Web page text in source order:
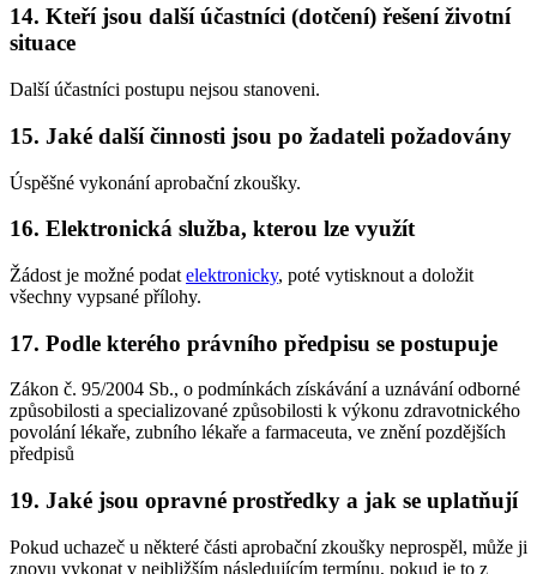
14. Kteří jsou další účastníci (dotčení) řešení životní
situace
Další účastníci postupu nejsou stanoveni.
15. Jaké další činnosti jsou po žadateli požadovány
Úspěšné vykonání aprobační zkoušky.
16. Elektronická služba, kterou lze využít
Žádost je možné podat elektronicky, poté vytisknout a doložit
všechny vypsané přílohy.
17. Podle kterého právního předpisu se postupuje
Zákon č. 95/2004 Sb., o podmínkách získávání a uznávání odborné
způsobilosti a specializované způsobilosti k výkonu zdravotnického
povolání lékaře, zubního lékaře a farmaceuta, ve znění pozdějších
předpisů
19. Jaké jsou opravné prostředky a jak se uplatňují
Pokud uchazeč u některé části aprobační zkoušky neprospěl, může ji
znovu vykonat v nejbližším následujícím termínu, pokud je to z